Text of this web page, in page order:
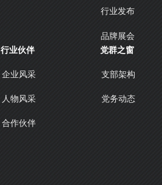
行业发布
品牌展会
企业风采
人物风采
合作伙伴
行业伙伴
支部架构
党务动态
党群之窗